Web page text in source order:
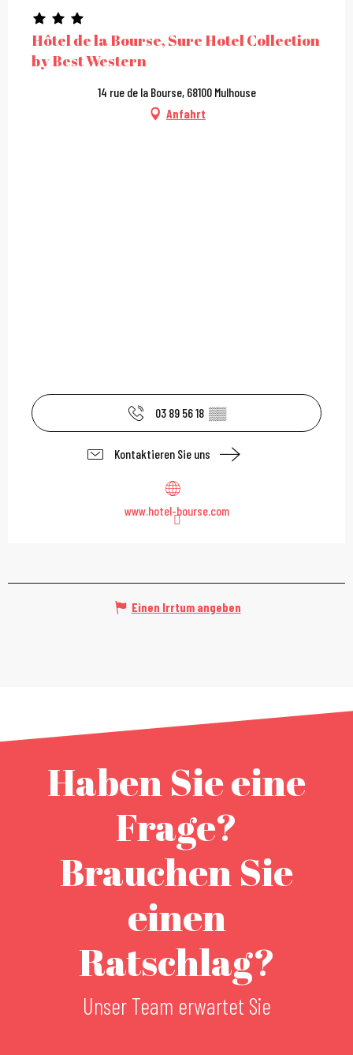
Hôtel de la Bourse, Sure Hotel Collection
by Best Western
14 rue de la Bourse, 68100 Mulhouse
Anfahrt
03 89 56 18 ▒▒
Kontaktieren Sie uns
www.hotel-bourse.com
Einen Irrtum angeben
Haben Sie eine
Frage?
Brauchen Sie
einen
Ratschlag?
Unser Team erwartet Sie